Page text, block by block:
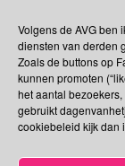
Volgens de AVG ben
diensten van derden
Zoals de buttons op
kunnen promoten
het aantal
gebruikt
cookiebeleid kijk dan
Social
Je kunt me